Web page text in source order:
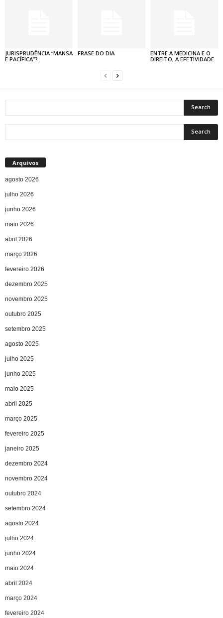
JURISPRUDÊNCIA “MANSA
E PACÍFICA”?
FRASE DO DIA
ENTRE A MEDICINA E O
DIREITO, A EFETIVIDADE
Arquivos
agosto 2026
julho 2026
junho 2026
maio 2026
abril 2026
março 2026
fevereiro 2026
dezembro 2025
novembro 2025
outubro 2025
setembro 2025
agosto 2025
julho 2025
junho 2025
maio 2025
abril 2025
março 2025
fevereiro 2025
janeiro 2025
dezembro 2024
novembro 2024
outubro 2024
setembro 2024
agosto 2024
julho 2024
junho 2024
maio 2024
abril 2024
março 2024
fevereiro 2024